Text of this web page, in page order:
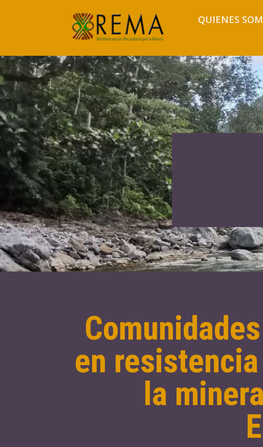
QUIENES
en
la